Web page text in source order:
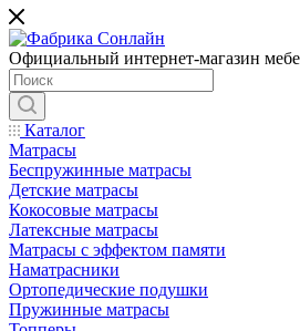
Официальный интернет-магазин
Каталог
Матрасы
Беспружинные матрасы
Детские матрасы
Кокосовые матрасы
Латексные матрасы
Матрасы с эффектом памяти
Наматрасники
Ортопедические подушки
Пружинные матрасы